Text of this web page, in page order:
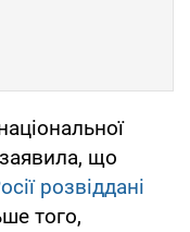
що
розвіддані
того,